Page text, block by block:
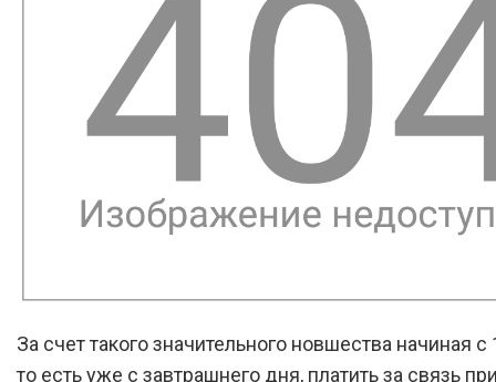
За счет такого значительного новшества начиная с
то есть уже с завтрашнего дня, платить за связь